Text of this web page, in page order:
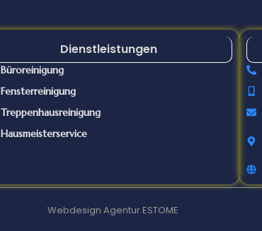
Dienstleistungen
Büroreinigung
Fensterreinigung
Treppenhausreinigung
Hausmeisterservice
Webdesign Agentur ESTOME